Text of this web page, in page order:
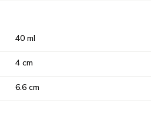
40 ml
4 cm
6.6 cm